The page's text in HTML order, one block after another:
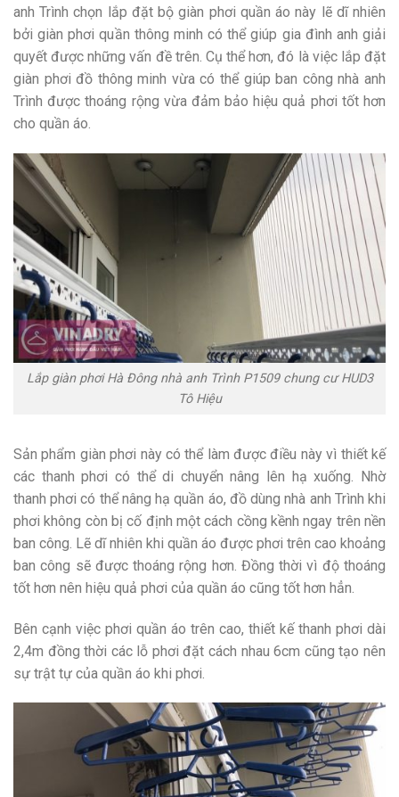
anh Trình chọn lắp đặt bộ giàn phơi quần áo này lẽ dĩ nhiên
bởi giàn phơi quần thông minh có thể giúp gia đình anh giải
quyết được những vấn đề trên. Cụ thể hơn, đó là việc lắp đặt
giàn phơi đồ thông minh vừa có thể giúp ban công nhà anh
Trình được thoáng rộng vừa đảm bảo hiệu quả phơi tốt hơn
cho quần áo.
Lắp giàn phơi Hà Đông nhà anh Trình P1509 chung cư HUD3
Tô Hiệu
Sản phẩm giàn phơi này có thể làm được điều này vì thiết kế
các thanh phơi có thể di chuyển nâng lên hạ xuống. Nhờ
thanh phơi có thể nâng hạ quần áo, đồ dùng nhà anh Trình khi
phơi không còn bị cố định một cách cồng kềnh ngay trên nền
ban công. Lẽ dĩ nhiên khi quần áo được phơi trên cao khoảng
ban công sẽ được thoáng rộng hơn. Đồng thời vì độ thoáng
tốt hơn nên hiệu quả phơi của quần áo cũng tốt hơn hẳn.
Bên cạnh việc phơi quần áo trên cao, thiết kế thanh phơi dài
2,4m đồng thời các lỗ phơi đặt cách nhau 6cm cũng tạo nên
sự trật tự của quần áo khi phơi.